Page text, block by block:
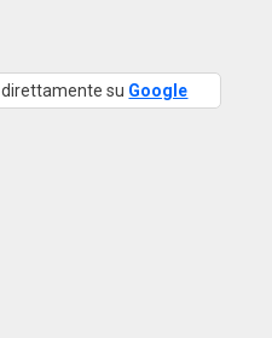
direttamente su Google